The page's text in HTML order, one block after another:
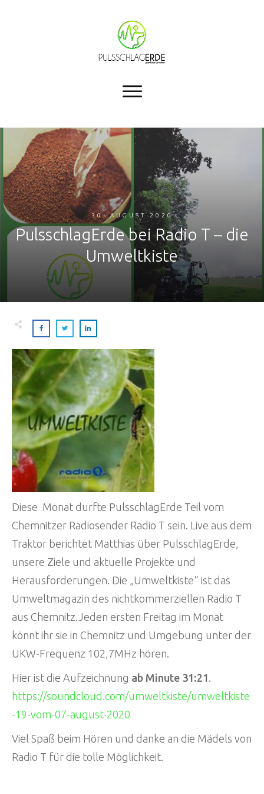
30. AUGUST 2020
PulsschlagErde bei Radio T – die
Umweltkiste
Diese Monat durfte PulsschlagErde Teil vom
Chemnitzer Radiosender Radio T sein. Live aus dem
Traktor berichtet Matthias über PulsschlagErde,
unsere Ziele und aktuelle Projekte und
Herausforderungen. Die „Umweltkiste“ ist das
Umweltmagazin des nichtkommerziellen Radio T
aus Chemnitz.Jeden ersten Freitag im Monat
könnt ihr sie in Chemnitz und Umgebung unter der
UKW-Frequenz 102,7MHz hören.
Hier ist die Aufzeichnung ab Minute 31:21
https://soundcloud.com/umweltkiste/umweltkiste
-19-vom-07-august-2020
Viel Spaß beim Hören und danke an die Mädels von
Radio T für die tolle Möglichkeit.